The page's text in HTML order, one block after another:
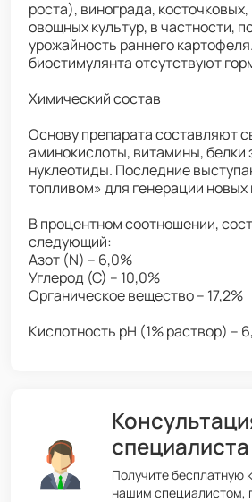
роста), винограда,
овощных культур, в частности,
урожайность раннего
биостимулянта отсутствуют
Химический состав
Основу препарата составляют
аминокислоты, витамины, белки
нуклеотиды. Последние
топливом» для генерации новых
В процентном соотношении,
следующий:
Азот (N) – 6,0%
Углерод (С) – 10,0%
Органическое вещество – 17,2%
Кислотность рН (1% раствор) –
специалиста
Получите бесплатную
нашим специалистом,